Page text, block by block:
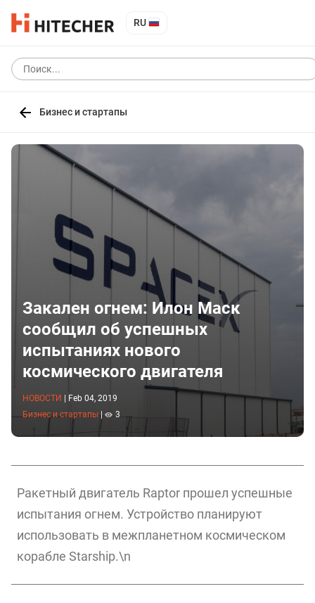
RU
Бизнес и стартапы
Закален огнем: Илон Маск
сообщил об успешных
испытаниях нового
космического двигателя
НОВОСТИ
Feb 04, 2019
Бизнес и стартапы
3
Ракетный двигатель Raptor прошел успешные
испытания огнем. Устройство планируют
использовать в межпланетном космическом
корабле Starship.\n